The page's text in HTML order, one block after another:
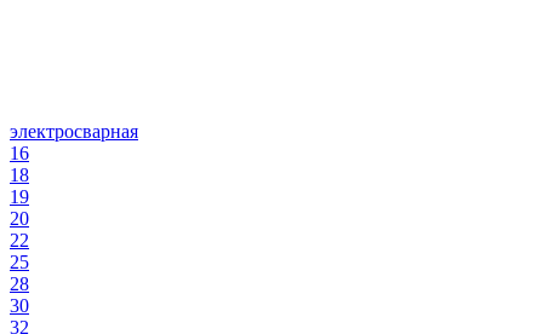
электросварная
16
18
19
20
22
25
28
30
32